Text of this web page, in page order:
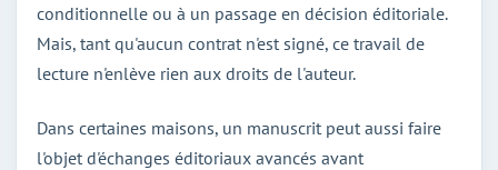
conditionnelle ou à un passage en décision éditoriale.
Mais, tant qu'aucun contrat n'est signé, ce travail de
lecture n'enlève rien aux droits de l'auteur.
Dans certaines maisons, un manuscrit peut aussi faire
l'objet d'échanges éditoriaux avancés avant